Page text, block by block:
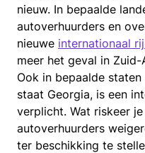
nieuw. In bepaalde
autoverhuurders en
nieuwe internationaal
meer het geval in
Ook in bepaalde
staat Georgia, is een
verplicht. Wat riskeer
autoverhuurders
ter beschikking te